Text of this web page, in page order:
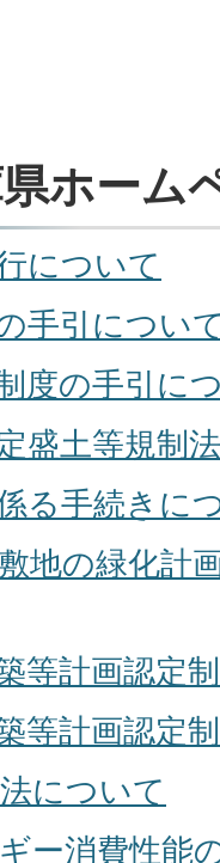
ホーム
について
手引につい
度の手引に
盛土等規制
る手続きに
地の緑化計
等計画認定
等計画認定
について
ー消費性能